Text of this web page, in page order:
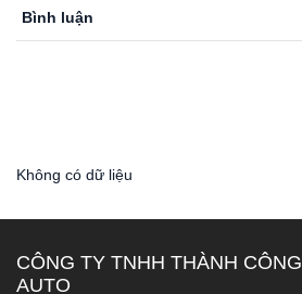
Bình luận
Không có dữ liệu
CÔNG TY TNHH THÀNH CÔNG
AUTO